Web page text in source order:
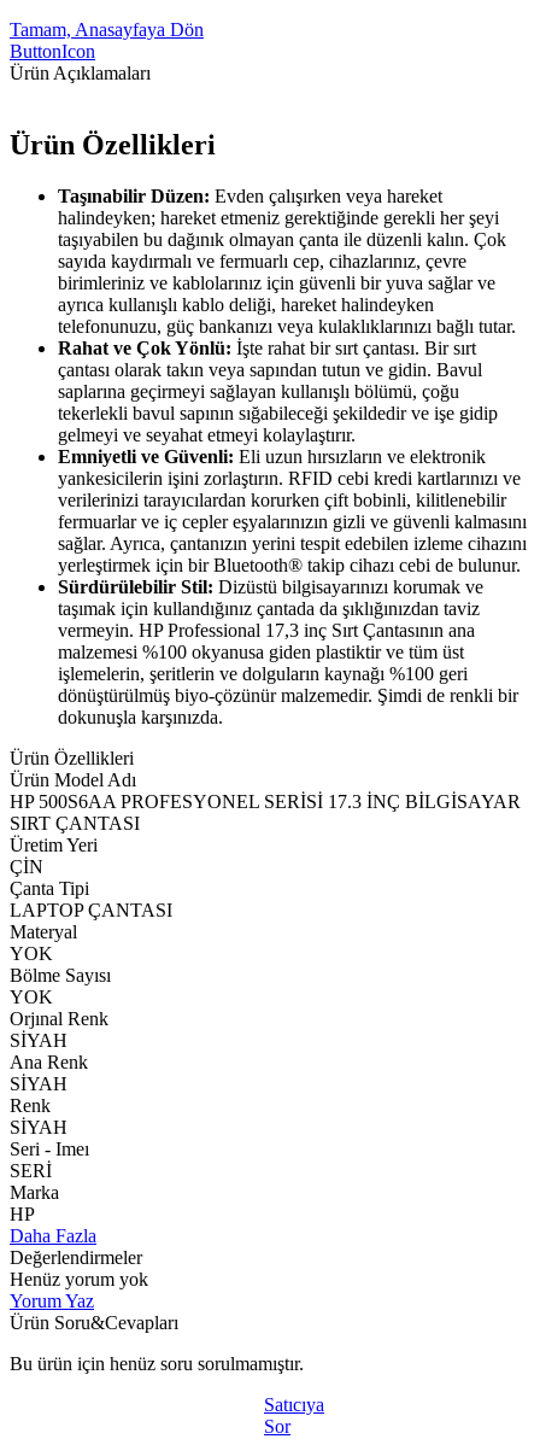
Tamam, Anasayfaya Dön
ButtonIcon
Ürün Açıklamaları
Ürün Özellikleri
Taşınabilir Düzen: Evden çalışırken veya hareket
halindeyken; hareket etmeniz gerektiğinde gerekli her şeyi
taşıyabilen bu dağınık olmayan çanta ile düzenli kalın. Çok
sayıda kaydırmalı ve fermuarlı cep, cihazlarınız, çevre
birimleriniz ve kablolarınız için güvenli bir yuva sağlar ve
ayrıca kullanışlı kablo deliği, hareket halindeyken
telefonunuzu, güç bankanızı veya kulaklıklarınızı bağlı tutar.
Rahat ve Çok Yönlü: İşte rahat bir sırt çantası. Bir sırt
çantası olarak takın veya sapından tutun ve gidin. Bavul
saplarına geçirmeyi sağlayan kullanışlı bölümü, çoğu
tekerlekli bavul sapının sığabileceği şekildedir ve işe gidip
gelmeyi ve seyahat etmeyi kolaylaştırır.
Emniyetli ve Güvenli: Eli uzun hırsızların ve elektronik
yankesicilerin işini zorlaştırın. RFID cebi kredi kartlarınızı ve
verilerinizi tarayıcılardan korurken çift bobinli, kilitlenebilir
fermuarlar ve iç cepler eşyalarınızın gizli ve güvenli kalmasını
sağlar. Ayrıca, çantanızın yerini tespit edebilen izleme cihazını
yerleştirmek için bir Bluetooth® takip cihazı cebi de bulunur.
Sürdürülebilir Stil: Dizüstü bilgisayarınızı korumak ve
taşımak için kullandığınız çantada da şıklığınızdan taviz
vermeyin. HP Professional 17,3 inç Sırt Çantasının ana
malzemesi %100 okyanusa giden plastiktir ve tüm üst
işlemelerin, şeritlerin ve dolguların kaynağı %100 geri
dönüştürülmüş biyo-çözünür malzemedir. Şimdi de renkli bir
dokunuşla karşınızda.
Ürün Özellikleri
Ürün Model Adı
HP 500S6AA PROFESYONEL SERİSİ 17.3 İNÇ BİLGİSAYAR
SIRT ÇANTASI
Üretim Yeri
ÇİN
Çanta Tipi
LAPTOP ÇANTASI
Materyal
YOK
Bölme Sayısı
YOK
Orjınal Renk
SİYAH
Ana Renk
SİYAH
Renk
SİYAH
Seri - Imeı
SERİ
Marka
HP
Daha Fazla
Değerlendirmeler
Henüz yorum yok
Yorum Yaz
Ürün Soru&Cevapları
Bu ürün için henüz soru sorulmamıştır.
Satıcıya
Sor